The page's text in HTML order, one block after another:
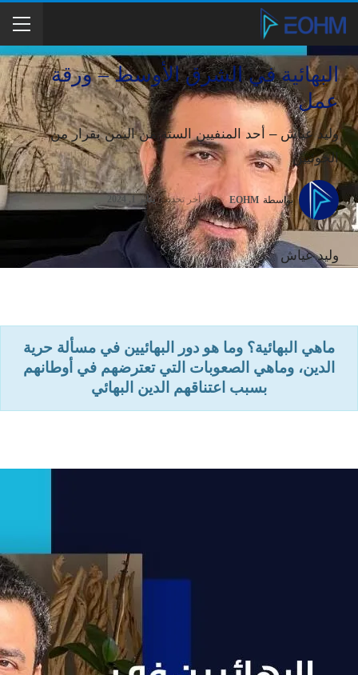
البهائية في الشرق الأوسط – ورقة
عمل
وليد عياش – أحد المنفيين الستة من اليمن بقرار من
الحوثيين
بواسطة EOHM آخر تحديثيناير 1, 2024
وليد عياش
ماهي البهائية؟ وما هو دور البهائيين في مسألة حرية
الدين، وماهي الصعوبات التي تعترضهم في أوطانهم
بسبب اعتناقهم الدين البهائي